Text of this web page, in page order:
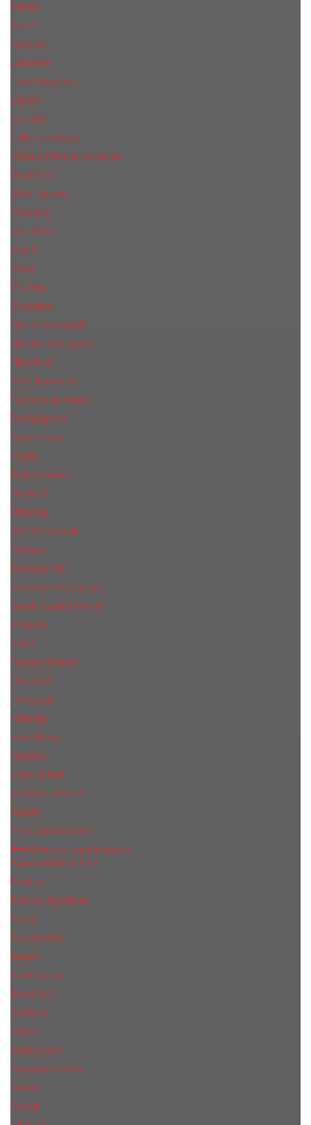
КиLian
Kenzo
Lacoste
Lancome
Laura Biagiotti
Lanvin
Lе Lab0
Lolita Lempicka
Maison Francis Kurkdjian
Madonna
Marc Jacobs
Mancera
Max Mara
M.А.C.
Mexx
Miu Miu
Mоsсhino
Naomi Campbell
Narciso Rodriguez
Nina Ricci
Paco Rabanne
Parfums de Marly
Penhaligon's
Pepe Jeans
Prada
Ralph Lauren
RicHarD
Rihanna
Roberto Cavalli
Rochas
Salvador Dali
Salvatore Ferragamo
Sarah Jessica Parker
Shiseido
Sisley
Tiziana Terenzi
Tom Ford
Trussardi
Valentino
Vera Wang
Versace
Viktor & Rolf
Victoria s Secret
Xerjoff
Yves Saint Laurent
Мужская парфюмерия
Abercrombie & Fitch
Annifen
Antonio Banderas
Armaf
Armand Basi
Azzaro
Baldessarini
Bond № 9
Burberry
Bvlgari
Calvin Klein
Carolina Herrera
Cartier
Cerruti